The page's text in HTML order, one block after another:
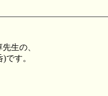
生の、
です。